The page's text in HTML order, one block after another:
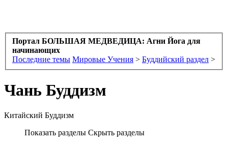
Портал БОЛЬШАЯ МЕДВЕДИЦА: Агни Йога для
начинающих
Последние темы Мировые Учения > Буддийский раздел >
Чань Буддизм
Китайский Буддизм
Показать разделы Скрыть разделы